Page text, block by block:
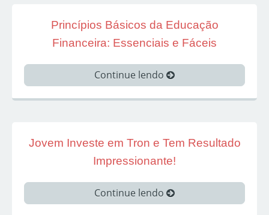
Princípios Básicos da Educação
Financeira: Essenciais e Fáceis
Continue lendo
Jovem Investe em Tron e Tem Resultado
Impressionante!
Continue lendo